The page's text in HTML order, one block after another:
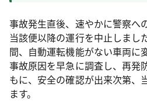
事故発生直後、速やかに警察へ
当該便以降の運行を中止しまし
間、自動運転機能がない車両に
事故原因を早急に調査し、再発
もに、安全の確認が出来次第、
ます。